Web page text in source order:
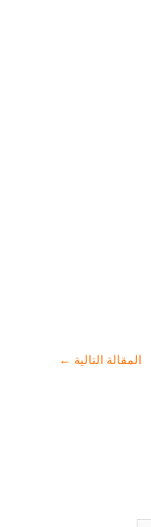
المقالة التالية ←